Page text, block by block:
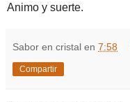
Animo y suerte.
Sabor en cristal en 7:58
Compartir